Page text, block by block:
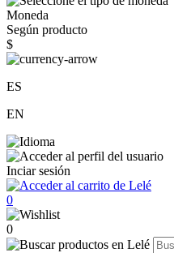
Moneda
Según producto
$
ES
EN
Inciar sesión
0
0